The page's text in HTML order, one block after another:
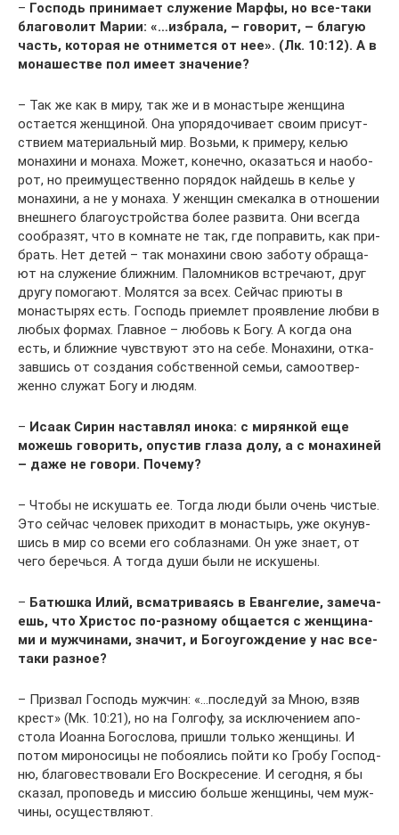
– Гос­подь при­ни­ма­ет слу­же­ние Мар­фы, но все-таки
бла­го­во­лит Марии: «…избра­ла, – гово­рит, – бла­гую
часть, кото­рая не отни­мет­ся от нее». (Лк. 10:12). А в
мона­ше­стве пол име­ет значение?
– Так же как в миру, так же и в мона­сты­ре жен­щи­на
оста­ет­ся жен­щи­ной. Она упо­ря­до­чи­ва­ет сво­им при­сут­
стви­ем мате­ри­аль­ный мир. Возь­ми, к при­ме­ру, келью
мона­хи­ни и мона­ха. Может, конеч­но, ока­зать­ся и наобо­
рот, но пре­иму­ще­ствен­но поря­док най­дешь в келье у
мона­хи­ни, а не у мона­ха. У жен­щин сме­кал­ка в отно­ше­нии
внеш­не­го бла­го­устрой­ства более раз­ви­та. Они все­гда
сооб­ра­зят, что в ком­на­те не так, где попра­вить, как при­
брать. Нет детей – так мона­хи­ни свою забо­ту обра­ща­
ют на слу­же­ние ближ­ним. Палом­ни­ков встре­ча­ют, друг
дру­гу помо­га­ют. Молят­ся за всех. Сей­час при­юты в
мона­сты­рях есть. Гос­подь при­ем­лет про­яв­ле­ние люб­ви в
любых фор­мах. Глав­ное – любовь к Богу. А когда она
есть, и ближ­ние чув­ству­ют это на себе. Мона­хи­ни, отка­
зав­шись от созда­ния соб­ствен­ной семьи, само­от­вер­
жен­но слу­жат Богу и людям.
– Иса­ак Сирин настав­лял ино­ка: с мирян­кой еще
можешь гово­рить, опу­стив гла­за долу, а с мона­хи­ней
– даже не гово­ри. Почему?
– Что­бы не иску­шать ее. Тогда люди были очень чистые.
Это сей­час чело­век при­хо­дит в мона­стырь, уже оку­нув­
шись в мир со все­ми его соблаз­на­ми. Он уже зна­ет, от
чего беречь­ся. А тогда души были не искушены.
– Батюш­ка Илий, всмат­ри­ва­ясь в Еван­ге­лие, заме­ча­
ешь, что Хри­стос по-раз­но­му обща­ет­ся с жен­щи­на­
ми и муж­чи­на­ми, зна­чит, и Бого­уго­жде­ние у нас все-
таки разное?
– При­звал Гос­подь муж­чин: «…после­дуй за Мною, взяв
крест» (Мк. 10:21), но на Гол­го­фу, за исклю­че­ни­ем апо­
сто­ла Иоан­на Бого­сло­ва, при­шли толь­ко жен­щи­ны. И
потом миро­но­си­цы не побо­я­лись пой­ти ко Гро­бу Гос­под­
ню, бла­го­вест­во­ва­ли Его Вос­кре­се­ние. И сего­дня, я бы
ска­зал, про­по­ведь и мис­сию боль­ше жен­щи­ны, чем муж­
чи­ны, осуществляют.